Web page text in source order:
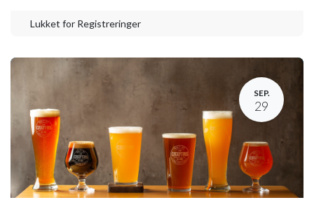
Lukket for Registreringer
SEP.
29